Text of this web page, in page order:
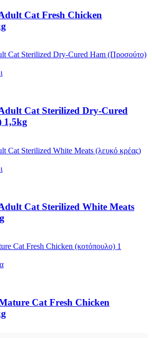
Cat Fresh Chicken
Cat Sterilized Dry-Cured
1,5kg
Cat Sterilized White Meats
Cat Fresh Chicken